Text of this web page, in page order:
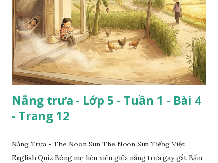
Nắng trưa - Lớp 5 - Tuần 1 - Bài 4
- Trang 12
Nắng Trưa - The Noon Sun The Noon Sun Tiếng Việt
English Quiz Bóng mẹ liêu xiêu giữa nắng trưa gay gắt Bấm